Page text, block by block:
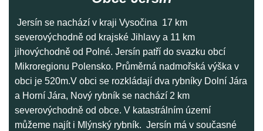
Jersín se nachází v kraji Vysočina 17 km
severovýchodně od krajské Jihlavy a 11 km
jihovýchodně od Polné. Jersín patří do svazku obcí
Mikroregionu Polensko. Průměrná nadmořská výška v
obci je 520m.V obci se rozkládají dva rybníky Dolní Jára
a Horní Jára, Nový rybník se nachází 2 km
severovýchodně od obce. V katastrálním území
můžeme najít i Mlýnský rybník. Jersín má v současné